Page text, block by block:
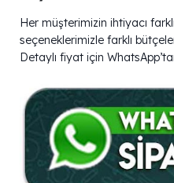
Her müşterimizin ihtiyacı
seçeneklerimizle farklı
Detaylı fiyat için